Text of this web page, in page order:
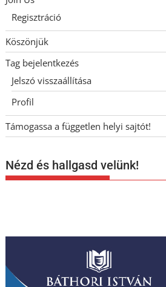
Regisztráció
Köszönjük
Tag bejelentkezés
Jelszó visszaállítása
Profil
Támogassa a független helyi sajtót!
Nézd és hallgasd velünk!